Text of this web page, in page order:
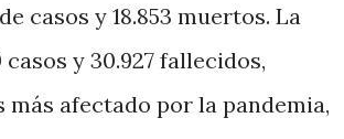
casos y 18.853 muertos. La
y 30.927 fallecidos,
afectado por la pandemia,